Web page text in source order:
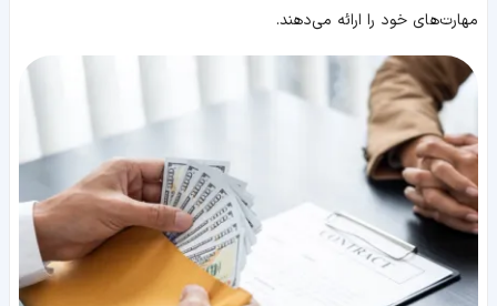
مهارت‌های خود را ارائه می‌دهند.